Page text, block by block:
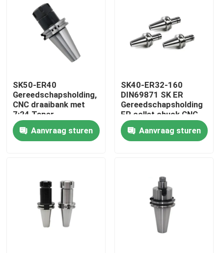
Videos
Fabrieksreis
Kwaliteitscontrole
Verzoek om een Citaat
BT-Hulpmiddelhouder
SK50-ER40
Gereedschapsholding,
CNC draaibank met
7:24 Taper
nauwkeurigheid collet
chuck cnc draaibank
chuck
Aanvraag sturen
SK40-ER32-160
DIN69871 SK ER
Gereedschapsholding
ER collet chuck CNC
gereedschapsholding
Aanvraag sturen